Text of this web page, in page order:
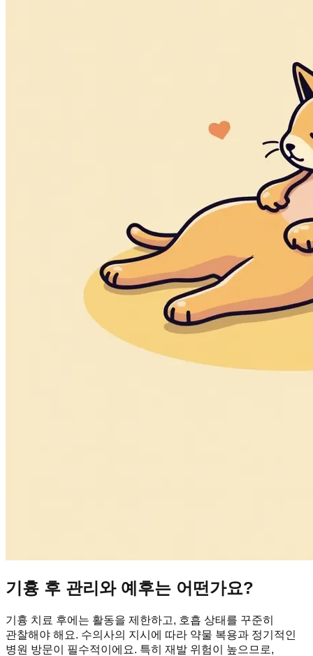
기흉 후 관리와 예후는 어떤가요?
기흉 치료 후에는 활동을 제한하고, 호흡 상태를 꾸준히
관찰해야 해요. 수의사의 지시에 따라 약물 복용과 정기적인
병원 방문이 필수적이에요. 특히 재발 위험이 높으므로,